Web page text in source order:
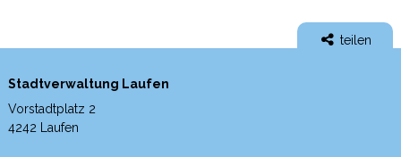
teilen
Stadtverwaltung Laufen
Vorstadtplatz 2
4242 Laufen